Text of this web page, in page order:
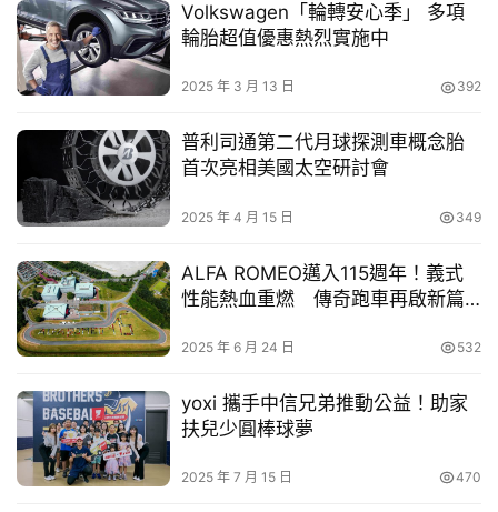
買
車
幫
忙
跨
界
C
A
R
畫，超新手也能從內建的「跑+走」建議開始，輕鬆踏
出第一步。
全天候健康監測：內建HRV心率變異度、睡眠教練等進
階健康追蹤功能，並提供早安晨報、晚安報告，整合運
動表現，給予個人化的身體修復建議與生活指引。
Garmin Share：將儲存的位置（航點）、路線（活動
軌跡）以及預設的訓練計畫即時分享給附近的相容裝
置，無需透過手機或Wi-Fi。
整合悠遊卡與信用卡感應支付，運動補給時伸手即刻付
款。
隨身音樂（僅限Forerunner 170 音樂版）：支援第三
方音樂平台離線播放，徹底擺脫手機束縛，伴隨節奏沈
Volkswagen「輪轉安心季」 多項
輪胎超值優惠熱烈實施中
2025 年 3 月 13 日 392
普利司通第二代月球探測車概念胎
首次亮相美國太空研討會
2025 年 4 月 15 日 349
ALFA ROMEO邁入115週年！義式
性能熱血重燃 傳奇跑車再啟新篇
2025 年 6 月 24 日 532
yoxi 攜手中信兄弟推動公益！助家
扶兒少圓棒球夢
2025 年 7 月 15 日 470